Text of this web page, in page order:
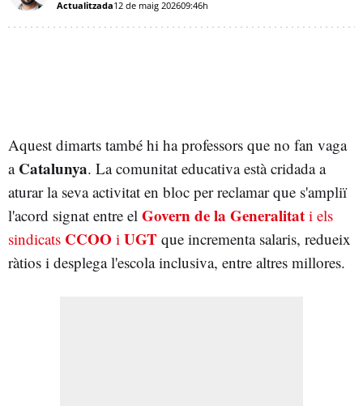
Actualitzada12 de maig 202609:46h
Aquest dimarts també hi ha professors que no fan vaga
a Catalunya. La comunitat educativa està cridada a
aturar la seva activitat en bloc per reclamar que s'ampliï
l'acord signat entre el Govern de la Generalitat i els
sindicats CCOO i UGT que incrementa salaris, redueix
ràtios i desplega l'escola inclusiva, entre altres millores.